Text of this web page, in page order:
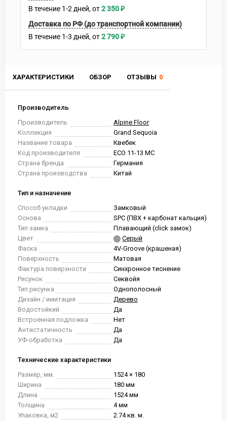
ХАРАКТЕРИСТИКИ ОБЗОР ОТЗЫВЫ 0
Производитель
Производитель
Alpine Floor
Коллекция
Grand Sequoia
Название товара
Квебек
Код производителя
ECO 11-13 MC
Страна бренда
Германия
Страна производства
Китай
Тип и назначение
Способ укладки
Замковый
Основа
SPC (ПВХ + карбонат кальция)
Тип замка
Плавающий (click замок)
Цвет
Серый
Фаска
4V-Groove (крашеная)
Поверхность
Матовая
Фактура поверхности
Синхронное тиснение
Рисунок
Секвойя
Тип рисунка
Однополосный
Дизайн / имитация
Дерево
Водостойкий
Да
Встроенная подложка
Нет
Антистатичность
Да
УФ-обработка
Да
Технические характеристики
Размер, мм.
1524 × 180
Ширина
180 мм
Длина
1524 мм
Толщина
4 мм
Упаковка, м2
2.74 кв. м.
В течение 1-2 дней 2 350₽
Доставка по РФ (до транспортной компании)
В течение 1-3 дней 2 790₽